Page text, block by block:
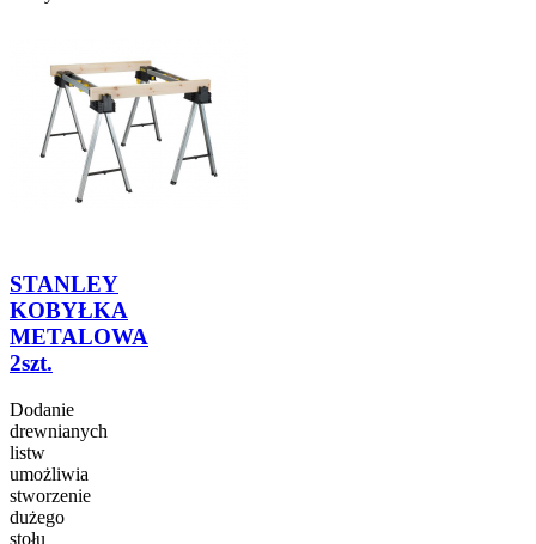
STANLEY
KOBYŁKA
METALOWA
2szt.
Dodanie
drewnianych
listw
umożliwia
stworzenie
dużego
stołu